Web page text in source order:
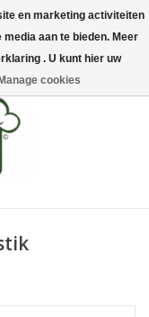
en marketing activiteiten
aan te bieden. Meer
. U kunt hier uw
Manage cookies